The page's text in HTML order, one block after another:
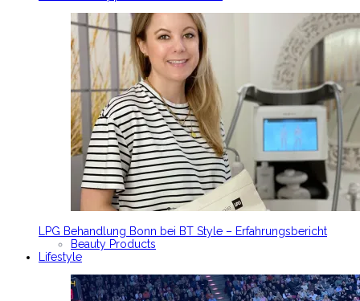
LPG Behandlung Bonn bei BT Style – Erfahrungsbericht
Beauty Products
Lifestyle